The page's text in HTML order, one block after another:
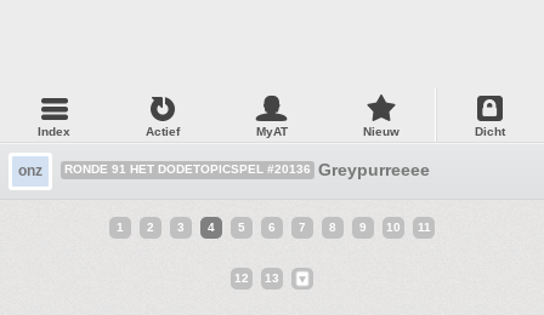
Index Actief MyAT Nieuw Dicht
onz RONDE 91 HET DODETOPICSPEL #20136 Greypurreeee
1 2 3 4 5 6 7 8 9 10 11
12 13